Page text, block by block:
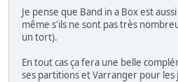
Je pense que Band in a Box est
même s'ils ne sont pas très
un tort).
En tout cas ça fera une belle
ses partitions et Varranger pour les